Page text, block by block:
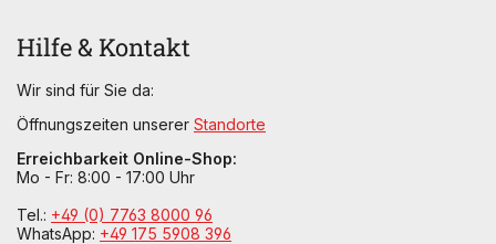
Hilfe & Kontakt
Wir sind für Sie da:
Öffnungszeiten unserer Standorte
Erreichbarkeit Online-Shop:
Mo - Fr: 8:00 - 17:00 Uhr
Tel.: +49 (0) 7763 8000 96
WhatsApp: +49 175 5908 396